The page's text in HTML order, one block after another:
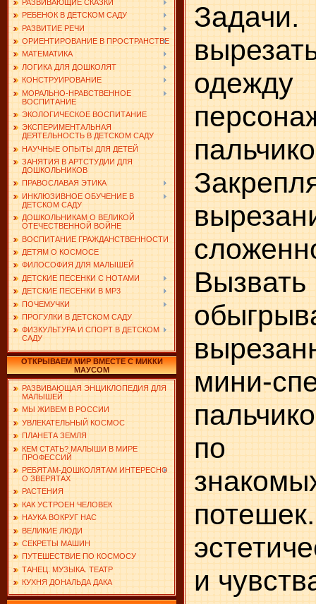
РАЗВИВАЮЩИЕ СКАЗКИ
РЕБЕНОК В ДЕТСКОМ САДУ
РАЗВИТИЕ РЕЧИ
ОРИЕНТИРОВАНИЕ В ПРОСТРАНСТВЕ
МАТЕМАТИКА
ЛОГИКА ДЛЯ ДОШКОЛЯТ
КОНСТРУИРОВАНИЕ
МОРАЛЬНО-НРАВСТВЕННОЕ
ВОСПИТАНИЕ
ЭКОЛОГИЧЕСКОЕ ВОСПИТАНИЕ
ЭКСПЕРИМЕНТАЛЬНАЯ
ДЕЯТЕЛЬНОСТЬ В ДЕТСКОМ САДУ
НАУЧНЫЕ ОПЫТЫ ДЛЯ ДЕТЕЙ
ЗАНЯТИЯ В АРТСТУДИИ ДЛЯ
ДОШКОЛЬНИКОВ
ПРАВОСЛАВАЯ ЭТИКА
ИНКЛЮЗИВНОЕ ОБУЧЕНИЕ В
ДЕТСКОМ САДУ
ДОШКОЛЬНИКАМ О ВЕЛИКОЙ
ОТЕЧЕСТВЕННОЙ ВОЙНЕ
ВОСПИТАНИЕ ГРАЖДАНСТВЕННОСТИ
ДЕТЯМ О КОСМОСЕ
ФИЛОСОФИЯ ДЛЯ МАЛЫШЕЙ
ДЕТСКИЕ ПЕСЕНКИ С НОТАМИ
ДЕТСКИЕ ПЕСЕНКИ В MP3
ПОЧЕМУЧКИ
ПРОГУЛКИ В ДЕТСКОМ САДУ
ФИЗКУЛЬТУРА И СПОРТ В ДЕТСКОМ
САДУ
ОТКРЫВАЕМ МИР ВМЕСТЕ С МИККИ
МАУСОМ
РАЗВИВАЮЩАЯ ЭНЦИКЛОПЕДИЯ ДЛЯ
МАЛЫШЕЙ
МЫ ЖИВЕМ В РОССИИ
УВЛЕКАТЕЛЬНЫЙ КОСМОС
ПЛАНЕТА ЗЕМЛЯ
КЕМ СТАТЬ? МАЛЫШИ В МИРЕ
ПРОФЕССИЙ
РЕБЯТАМ-ДОШКОЛЯТАМ ИНТЕРЕСНО
О ЗВЕРЯТАХ
РАСТЕНИЯ
КАК УСТРОЕН ЧЕЛОВЕК
НАУКА ВОКРУГ НАС
ВЕЛИКИЕ ЛЮДИ
СЕКРЕТЫ МАШИН
ПУТЕШЕСТВИЕ ПО КОСМОСУ
ТАНЕЦ. МУЗЫКА. ТЕАТР
КУХНЯ ДОНАЛЬДА ДАКА
Задачи.
мини-
по
и